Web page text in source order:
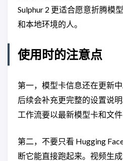
Sulphur 2 更适合愿意折腾模
和本地环境的人。
使用时的注意点
第一，模型卡信息还在更新
后续会补充更完整的设置说
工作流要以最新模型卡和文件
第二，不要只看 Hugging
断它能直接跑起来。视频生成